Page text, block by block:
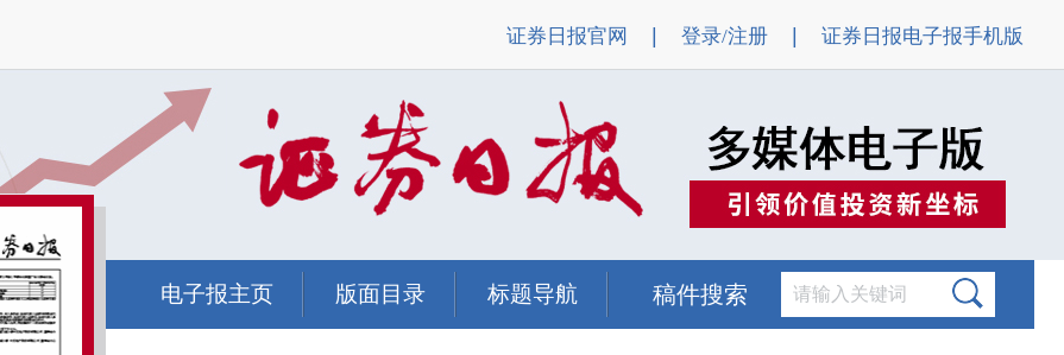
证券日报官网 登录/注册 证券日报电子报手机版
电子报主页 版面目录 标题导航 稿件搜索